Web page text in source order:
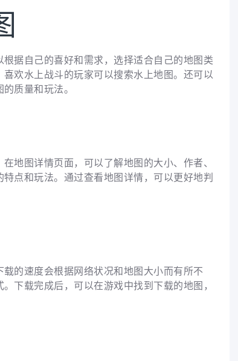
据自己的喜好和需求，选择适合自己的地图类
欢水上战斗的玩家可以搜索水上地图。还可以
质量和玩法。
地图详情页面，可以了解地图的大小、作者、
点和玩法。通过查看地图详情，可以更好地判
的速度会根据网络状况和地图大小而有所不
下载完成后，可以在游戏中找到下载的地图，